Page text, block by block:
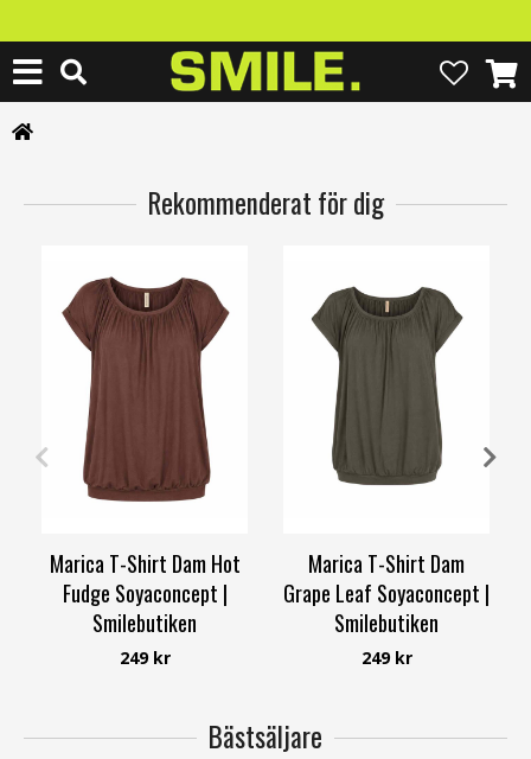
Rekommenderat för dig
XS 3XL
Marica T-Shirt Dam Hot
Fudge Soyaconcept |
Smilebutiken
Soyaconcept
249 kr
S 3XL
Marica T-Shirt Dam
Grape Leaf Soyaconcept |
Smilebutiken
Soyaconcept
249 kr
Bästsäljare